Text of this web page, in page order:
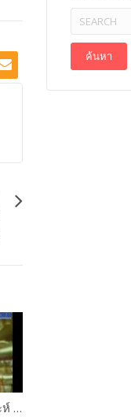
วิชาพระไตรปิฎกวิเคราะห์ โดยอาจารย์เสฐียรพงษ์ วรรณปก ตอนที่ 1